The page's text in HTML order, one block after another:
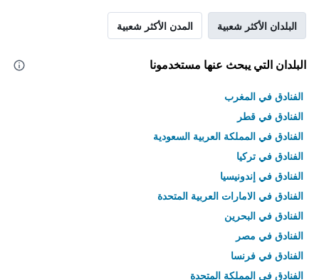
البلدان الأكثر شعبية المدن الأكثر شعبية
البلدان التي يبحث عنها مستخدمونا
الفنادق في المغرب
الفنادق في قطر
الفنادق في المملكة العربية السعودية
الفنادق في تركيا
الفنادق في إندونيسيا
الفنادق في الامارات العربية المتحدة
الفنادق في البحرين
الفنادق في مصر
الفنادق في فرنسا
الفنادق في المملكة المتحدة